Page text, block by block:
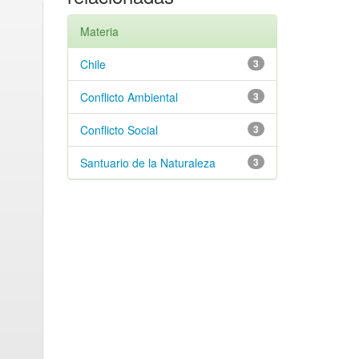
Materia
3
Chile
3
Conflicto Ambiental
3
Conflicto Social
3
Santuario de la Naturaleza